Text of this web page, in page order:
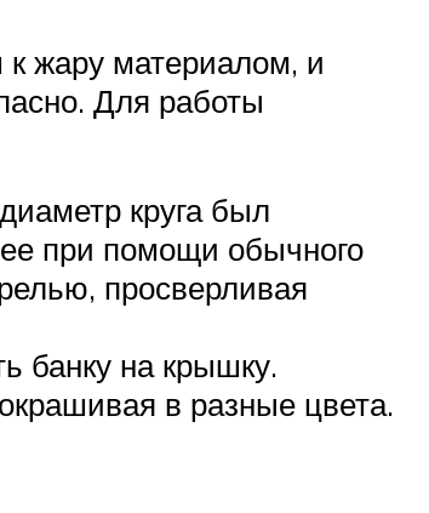
к жару материалом, и
Для работы
круга был
при помощи обычного
просверливая
банку на крышку.
в разные цвета.